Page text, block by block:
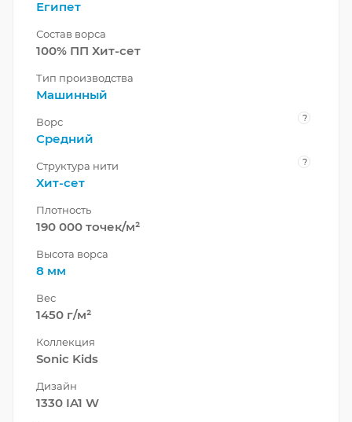
Египет
Состав ворса
100% ПП Хит-сет
Тип производства
Машинный
Ворс ?
Средний
Структура нити ?
Хит-сет
Плотность
190 000 точек/м²
Высота ворса
8 мм
Вес
1450 г/м²
Коллекция
Sonic Kids
Дизайн
1330 IA1 W